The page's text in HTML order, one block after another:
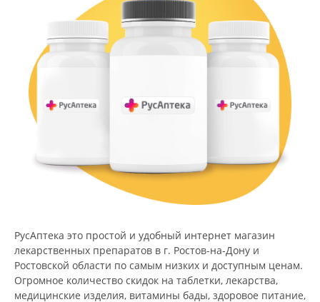
РусАптека это простой и удобный интернет магазин
лекарственных препаратов в г. Ростов-на-Дону и
Ростовской области по самым низких и доступным ценам.
Огромное количество скидок на таблетки, лекарства,
медицинские изделия, витамины бады, здоровое питание,